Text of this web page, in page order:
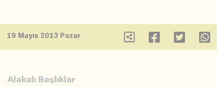
19 Mayıs 2013 Pazar
Alakalı Başlıklar